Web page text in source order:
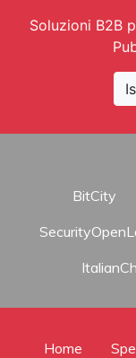
Soluzioni B2B
BitCity
Home